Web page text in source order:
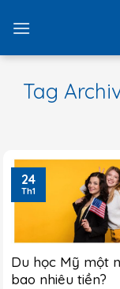
Tag
Du học Mỹ một
bao nhiêu tiền?
24
Th1